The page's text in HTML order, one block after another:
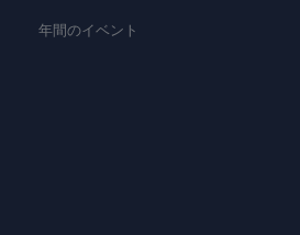
年間のイベント